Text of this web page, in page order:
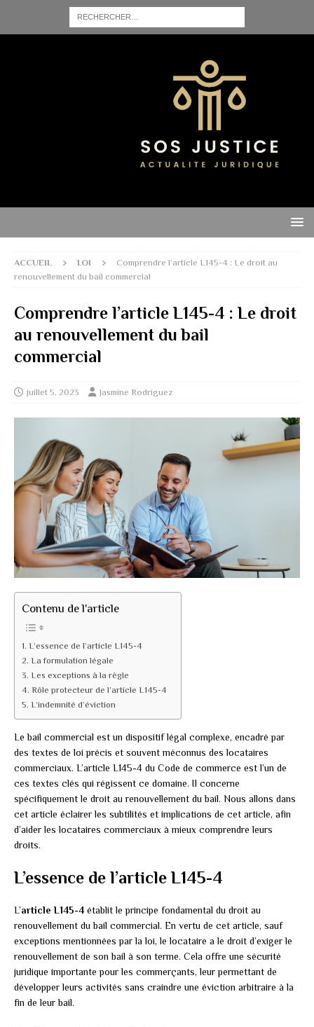
ACCUEIL LOI
Comprendre l’article L145-4 : Le droit au
renouvellement du bail commercial
Comprendre l’article L145-4 : Le droit
au renouvellement du bail
commercial
juillet 5, 2023 Jasmine Rodriguez
Contenu de l'article
L’essence de l’article L145-4
La formulation légale
Les exceptions à la règle
Rôle protecteur de l’article L145-4
L’indemnité d’éviction
Le bail commercial est un dispositif légal complexe, encadré par
des textes de loi précis et souvent méconnus des locataires
commerciaux. L’article L145-4 du Code de commerce est l’un de
ces textes clés qui régissent ce domaine. Il concerne
spécifiquement le droit au renouvellement du bail. Nous allons dans
cet article éclairer les subtilités et implications de cet article, afin
d’aider les locataires commerciaux à mieux comprendre leurs
droits.
L’essence de l’article L145-4
L’article L145-4établit le principe fondamental du droit au
renouvellement du bail commercial. En vertu de cet article, sauf
exceptions mentionnées par la loi, le locataire a le droit d’exiger le
renouvellement de son bail à son terme. Cela offre une sécurité
juridique importante pour les commerçants, leur permettant de
développer leurs activités sans craindre une éviction arbitraire à la
fin de leur bail.